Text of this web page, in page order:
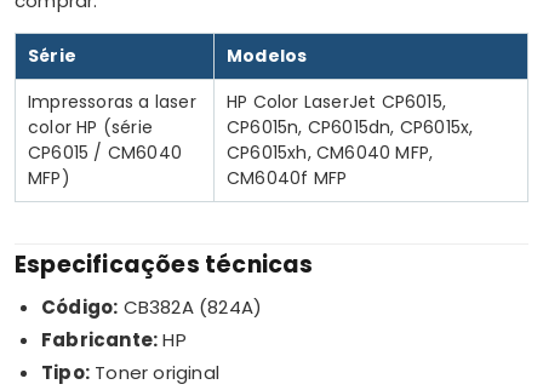
Série
Modelos
Impressoras a laser
color HP (série
CP6015 / CM6040
MFP)
HP Color LaserJet CP6015,
CP6015n, CP6015dn, CP6015x,
CP6015xh, CM6040 MFP,
CM6040f MFP
Especificações técnicas
Código: CB382A (824A)
Fabricante:HP
Tipo: Toner original